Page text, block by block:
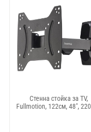
Стенна стойка за TV,
Fullmotion, 122см, 48",